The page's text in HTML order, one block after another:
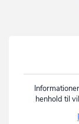
henhold til